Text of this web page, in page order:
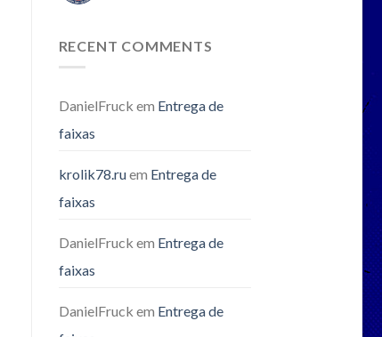
RECENT COMMENTS
DanielFruck em Entrega de
faixas
krolik78.ruem Entrega de
faixas
DanielFruck em Entrega de
faixas
DanielFruck em Entrega de